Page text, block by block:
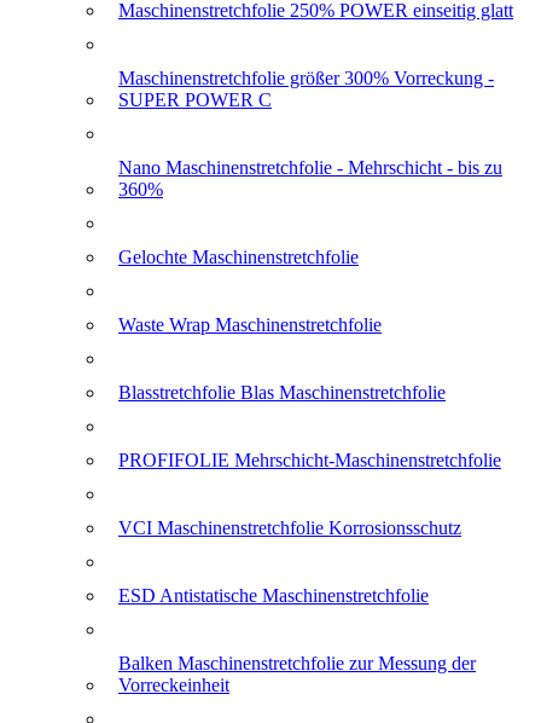
Maschinenstretchfolie 250% POWER einseitig glatt
Maschinenstretchfolie größer 300% Vorreckung -
SUPER POWER C
Nano Maschinenstretchfolie - Mehrschicht - bis zu
360%
Gelochte Maschinenstretchfolie
Waste Wrap Maschinenstretchfolie
Blasstretchfolie Blas Maschinenstretchfolie
PROFIFOLIE Mehrschicht-Maschinenstretchfolie
VCI Maschinenstretchfolie Korrosionsschutz
ESD Antistatische Maschinenstretchfolie
Balken Maschinenstretchfolie zur Messung der
Vorreckeinheit